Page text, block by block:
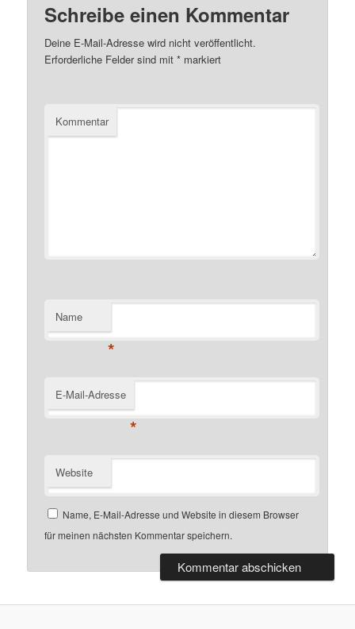
Schreibe einen Kommentar
Deine E-Mail-Adresse wird nicht veröffentlicht.
Erforderliche Felder sind mit* markiert
Kommentar
Name
*
E-Mail-Adresse
*
Website
Name, E-Mail-Adresse und Website in diesem Browser
für meinen nächsten Kommentar speichern.